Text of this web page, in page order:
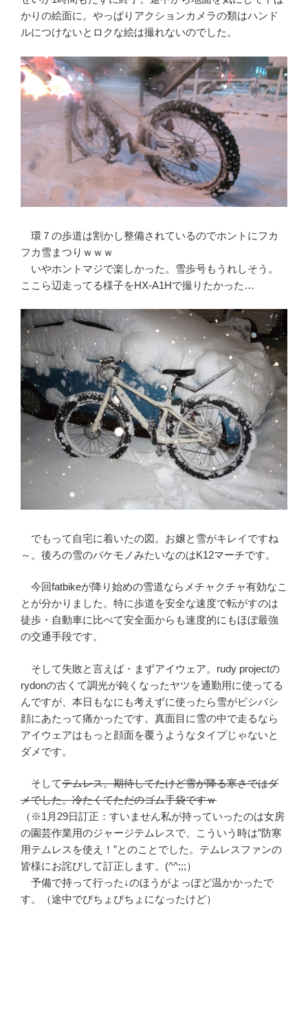
かりの絵面に。やっぱりアクションカメラの類はハンド
ルにつけないとロクな絵は撮れないのでした。
環７の歩道は割かし整備されているのでホントにフカ
フカ雪まつりｗｗｗ
いやホントマジで楽しかった。雪歩号もうれしそう。
ここら辺走ってる様子をHX-A1Hで撮りたかった…
でもって自宅に着いたの図。お嬢と雪がキレイですね
～。後ろの雪のバケモノみたいなのはK12マーチです。
今回fatbikeが降り始めの雪道ならメチャクチャ有効なこ
とが分かりました。特に歩道を安全な速度で転がすのは
徒歩・自動車に比べて安全面からも速度的にもほぼ最強
の交通手段です。
そして失敗と言えば・まずアイウェア。rudy projectの
rydonの古くて調光が鈍くなったヤツを通勤用に使ってる
んですが、本日もなにも考えずに使ったら雪がビシバシ
顔にあたって痛かったです。真面目に雪の中で走るなら
アイウェアはもっと顔面を覆うようなタイプじゃないと
ダメです。
そしてテムレス。期待してたけど雪が降る寒さではダ
メでした。冷たくてただのゴム手袋ですｗ
（※1月29日訂正：すいません私が持っていったのは女房
の園芸作業用のジャージテムレスで、こういう時は”防寒
用テムレスを使え！”とのことでした。テムレスファンの
皆様にお詫びして訂正します。(^^;;;）
予備で持って行った↓のほうがよっぽど温かかったで
す。（途中でびちょびちょになったけど）